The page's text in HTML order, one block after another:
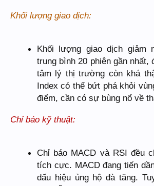
Khối lượng giao dịch:
Khối lượng giao dịch giảm
trung bình 20 phiên gần nhất,
tâm lý thị trường còn khá
Index có thể bứt phá khỏi
điểm, cần có sự bùng nổ về
Chỉ báo kỹ thuật:
Chỉ báo MACD và RSI đều
tích cực. MACD đang tiến
dấu hiệu ủng hộ đà tăng.